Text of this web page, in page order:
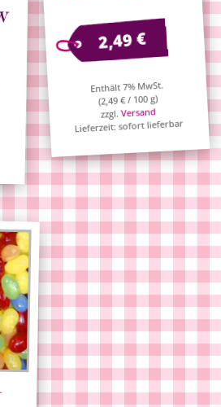
2,49€
Enthält 7% MwSt.
(2,49€/ 100 g)
zzgl.Versand
Lieferzeit: sofort lieferbar